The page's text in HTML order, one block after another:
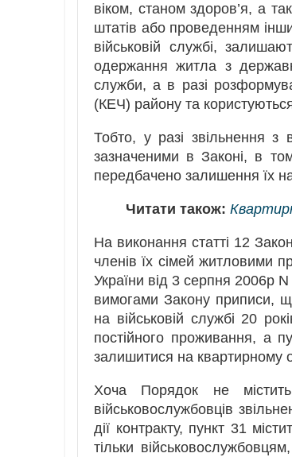
віком, станом здоров’я, а
штатів або проведенням
військовій службі,
одержання житла з
служби, а в разі
(КЕЧ) району та
Тобто, у разі звільнення з
зазначеними в Законі, в
передбачено залишення їх
Читати також:
На виконання статті 12
членів їх сімей житловими
України від 3 серпня 2006р
вимогами Закону приписи,
на військовій службі 20
постійного проживання, а
залишитися на квартирному
Хоча Порядок не
військовослужбовців
дії контракту, пункт 31
тільки